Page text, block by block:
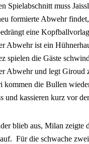
Spielabschnitt muss
formierte Abwehr
eine
Abwehr ist ein
spielen die Gäste
Abwehr und legt Giroud
kommen die Bullen
und kassieren kurz vor
blieb aus, Milan zeigte
Für die schwache